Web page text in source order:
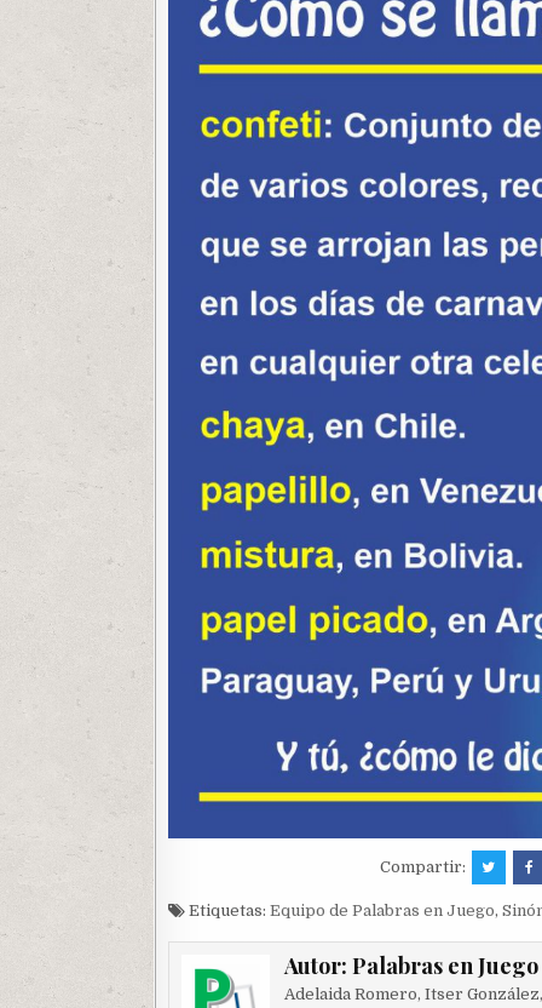
Compartir:
Etiquetas: Equipo de Palabras en Juego,
Autor: Palabras en Juego
Adelaida Romero, Itser